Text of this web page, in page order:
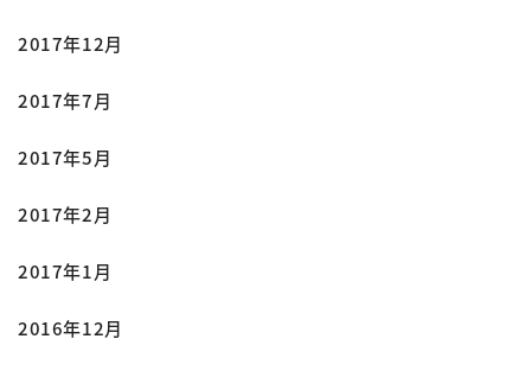
2017年12月
2017年7月
2017年5月
2017年2月
2017年1月
2016年12月